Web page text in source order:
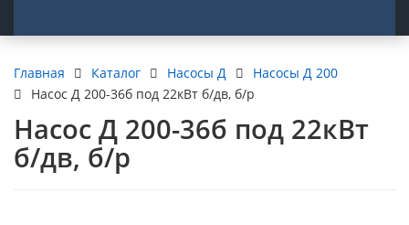
Главная Каталог Насосы Д
Насосы Д 200
Насос Д 200-36б под 22кВт б/дв, б/р
Насос Д 200-36б под 22кВт
б/дв, б/р